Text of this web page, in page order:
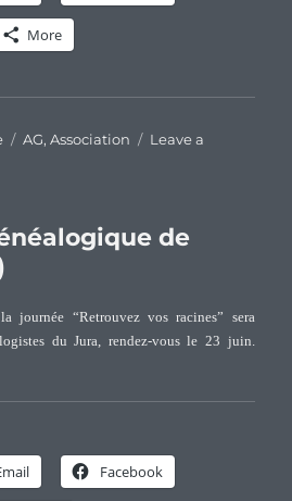
More
Tags
AG,Association
Leave a
de
journée “Retrouvez vos racines” sera
du Jura, rendez-vous le 23 juin.
Facebook